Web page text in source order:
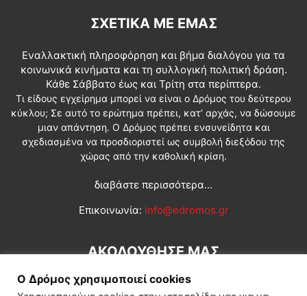
ΣΧΕΤΙΚΆ ΜΕ ΕΜΆΣ
Εναλλακτική πληροφόρηση και βήμα διαλόγου για τα
κοινωνικά κινήματα και τη συλλογική πολιτική δράση.
Κάθε Σάββατο έως και Τρίτη στα περίπτερα.
Τι είδους εγχείρημα μπορεί να είναι ο Δρόμος του δεύτερου
κύκλου; Σε αυτό το ερώτημα πρέπει, κατ’ αρχάς, να δώσουμε
μιαν απάντηση. Ο Δρόμος πρέπει ενσυνείδητα και
σχεδιασμένα να προσδιοριστεί ως συμβολή διεξόδου της
χώρας από την καθολική κρίση.
διαβάστε περισσότερα...
Επικοινωνία: info@edromos.gr
ΑΚΟΛΟΥΘΗΣΕ ΜΑΣ
Ο Δρόμος χρησιμοποιεί cookies